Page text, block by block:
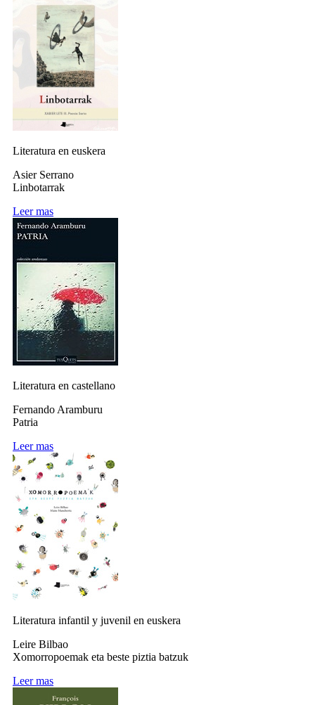
Literatura en euskera
Asier Serrano
Linbotarrak
Leer mas
Literatura en castellano
Fernando Aramburu
Patria
Leer mas
Literatura infantil y juvenil en euskera
Leire Bilbao
Xomorropoemak eta beste piztia batzuk
Leer mas